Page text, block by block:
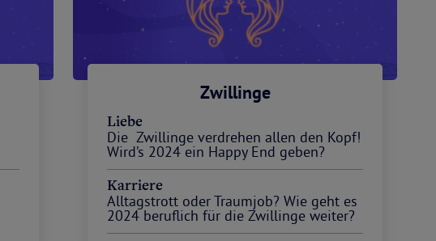
Zwillinge
Liebe
Die Zwillinge verdrehen allen den Kopf!
Wird’s 2024 ein Happy End geben?
Karriere
Alltagstrott oder Traumjob? Wie geht es
2024 beruflich für die Zwillinge weiter?